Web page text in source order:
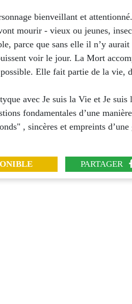
bienveillant et
mourir - vieux ou jeunes,
parce que sans elle il n’y aurait
voir le jour. La Mort
Elle fait partie de la vie,
avec Je suis la Vie et Je suis
fondamentales d’une
, sincères et empreints d’une
PARTAGER